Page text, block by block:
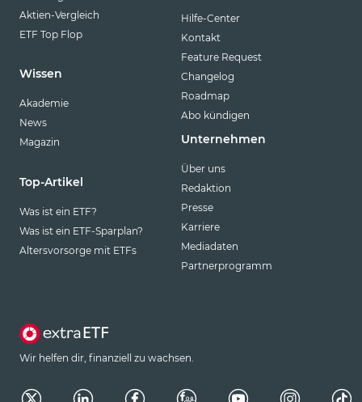
Aktien-Vergleich
ETF Top Flop
Wissen
Akademie
News
Magazin
Top-Artikel
Was ist ein ETF?
Was ist ein ETF-Sparplan?
Altersvorsorge mit ETFs
Hilfe-Center
Kontakt
Feature Request
Changelog
Roadmap
Abo kündigen
Unternehmen
Über uns
Redaktion
Presse
Karriere
Mediadaten
Partnerprogramm
Wir helfen dir, finanziell zu wachsen.